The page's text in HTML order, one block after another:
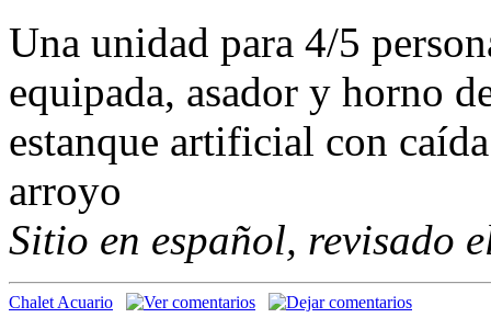
Una unidad para 4/5
equipada, asador y horno
estanque artificial con
arroyo
Sitio en español, revisado
Chalet Acuario